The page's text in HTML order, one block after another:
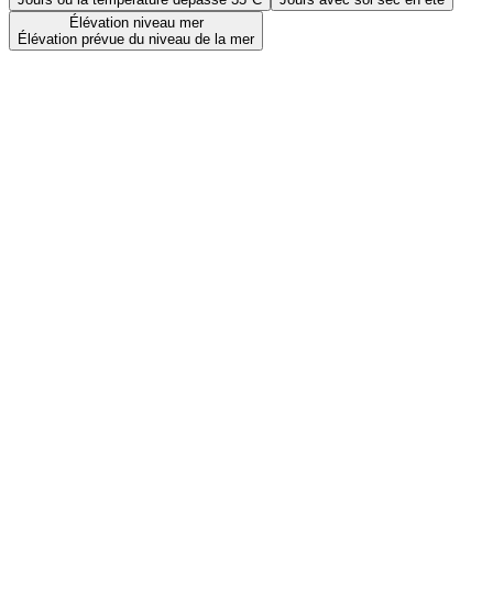
Élévation niveau mer
Élévation prévue du niveau de la mer